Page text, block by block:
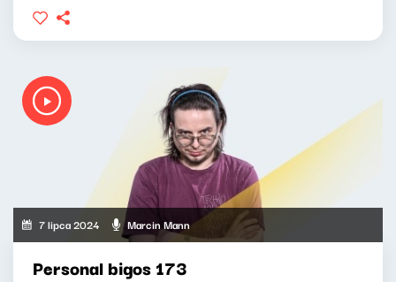
7 lipca 2024 Marcin Mann
Personal bigos 173